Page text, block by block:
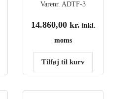
Varenr. ADTF-3
14.860,00 kr. inkl.
moms
Tilføj til kurv